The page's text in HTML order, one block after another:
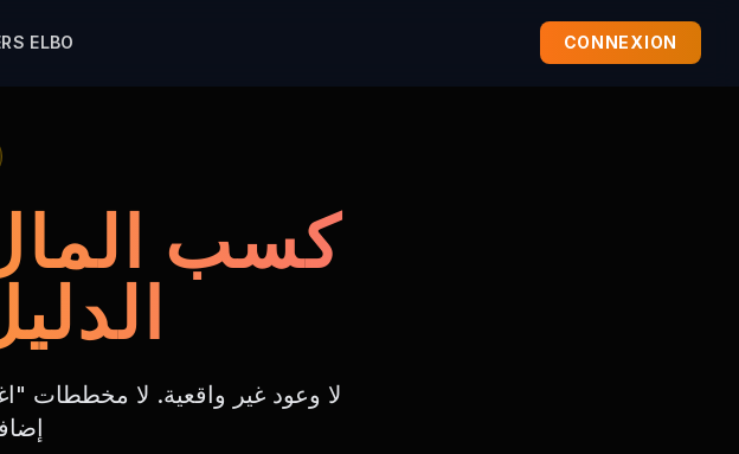
ELBO CONNEXION
كسب
لا وعود غير واقعية. لا مخططات